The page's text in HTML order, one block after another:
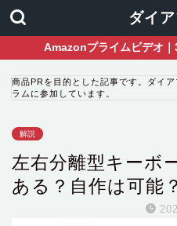
ダイ
Amazonプライムビデオ
商品PRを目的とした記事です。ダイ
ラムに参加しています。
解説
左右分離型キーボ
ある？自作は可能